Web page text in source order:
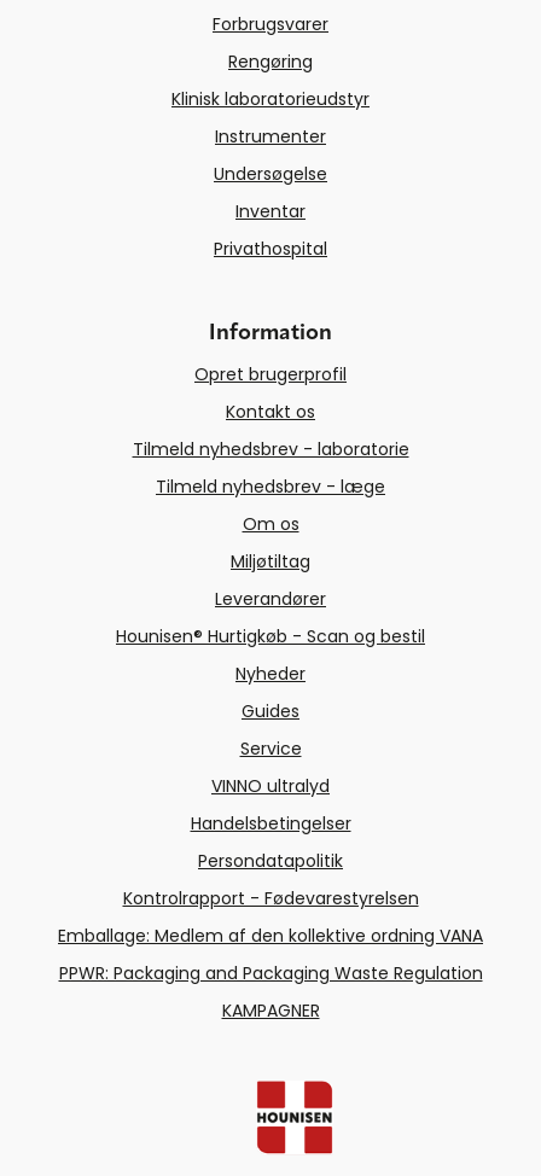
Forbrugsvarer
Rengøring
Klinisk laboratorieudstyr
Instrumenter
Undersøgelse
Inventar
Privathospital
Information
Opret brugerprofil
Kontakt os
Tilmeld nyhedsbrev - laboratorie
Tilmeld nyhedsbrev - læge
Om os
Miljøtiltag
Leverandører
Hounisen® Hurtigkøb - Scan og bestil
Nyheder
Guides
Service
VINNO ultralyd
Handelsbetingelser
Persondatapolitik
Kontrolrapport - Fødevarestyrelsen
Emballage: Medlem af den kollektive ordning VANA
PPWR: Packaging and Packaging Waste Regulation
KAMPAGNER